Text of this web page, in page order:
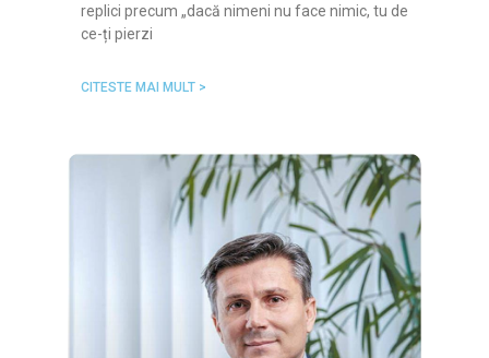
replici precum „dacă nimeni nu face nimic, tu de
ce-ți pierzi
CITESTE MAI MULT >